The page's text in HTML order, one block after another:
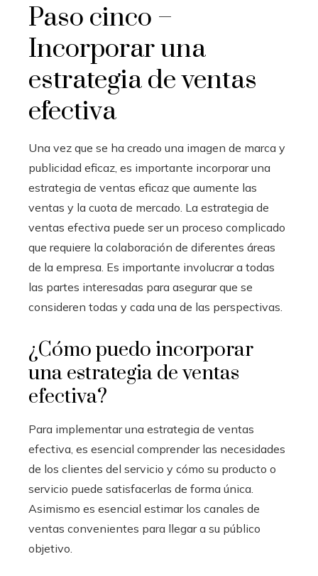
Paso cinco –
Incorporar una
estrategia de ventas
efectiva
Una vez que se ha creado una imagen de marca y
publicidad eficaz, es importante incorporar una
estrategia de ventas eficaz que aumente las
ventas y la cuota de mercado. La estrategia de
ventas efectiva puede ser un proceso complicado
que requiere la colaboración de diferentes áreas
de la empresa. Es importante involucrar a todas
las partes interesadas para asegurar que se
consideren todas y cada una de las perspectivas.
¿Cómo puedo incorporar
una estrategia de ventas
efectiva?
Para implementar una estrategia de ventas
efectiva, es esencial comprender las necesidades
de los clientes del servicio y cómo su producto o
servicio puede satisfacerlas de forma única.
Asimismo es esencial estimar los canales de
ventas convenientes para llegar a su público
objetivo.